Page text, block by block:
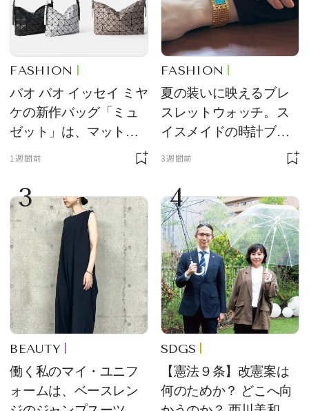
FASHION
バオ バオ イッセイ ミヤ
ケの新作バッグ「ミュ
ゼット」は、マットな
1週間前
FASHION
夏の装いに映えるブレ
スレットウォッチ。ス
イスメイドの時計ブラ
ンド【フレデリック・
をレビュー。【それい
け！ 良品ハンター】
3週間前
3
BEAUTY
働く私のマイ・ユニフ
ォームは、ベースレン
4
SDGS
【憲法９条】改憲案は
何のためか？ どこへ向